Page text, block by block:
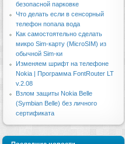
безопасной парковке
Что делать если в сенсорный
телефон попала вода
Как самостоятельно сделать
микро Sim-карту (MicroSIM) из
обычной Sim-ки
Изменяем шрифт на телефоне
Nokia | Программа FontRouter LT
v.2.08
Взлом защиты Nokia Belle
(Symbian Belle) без личного
сертификата